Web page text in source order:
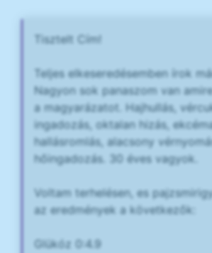
Tisztelt Cím!
Teljes elkeseredésemben írok
Nagyon sok panaszom van
a magyarázatot. Hajhullás,
ingadozás, oktalan hizás,
hallásromlás, alacsony
hőingadozás. 30 éves vagyok.
Voltam terhelésen, es
az eredmények a következők:
Glükóz 0:4.9